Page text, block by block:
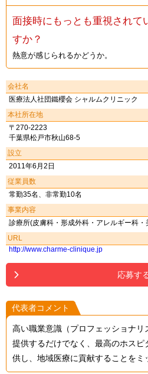
面接時にもっとも重視されて
すか？
熱意が感じられるかどうか。
会社名
医療法人社団鐵櫻会 シャルムクリニック
本社所在地
〒270-2223
千葉県松戸市秋山68-5
設立
2011年6月2日
従業員数
常勤35名、非常勤10名
事業内容
診療所(皮膚科・形成外科・アレルギー科
URL
http://www.charme-clinique.jp
応募す
代表者コメント
高い職業意識（プロフェッショナ
提供するだけでなく、最高のホス
供し、地域医療に貢献することをミ